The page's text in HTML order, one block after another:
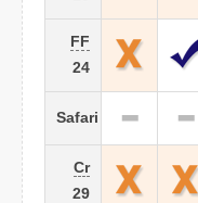
FF
24
Safari
Cr
29